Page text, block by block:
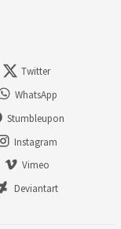
Twitter
WhatsApp
Stumbleupon
Instagram
Vimeo
Deviantart